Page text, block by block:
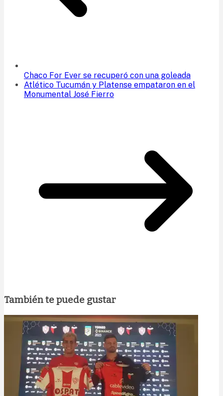
Chaco For Ever se recuperó con una goleada
Atlético Tucumán y Platense empataron en el
Monumental José Fierro
También te puede gustar